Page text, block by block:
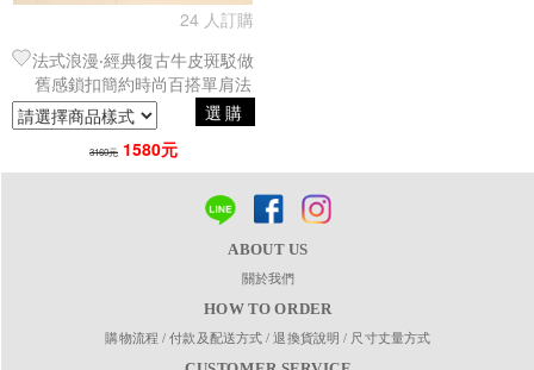
24 人訂購
法式浪漫‧經典復古牛皮斑駁做
舊感鎖扣簡約時尚百搭單肩法
棍包／腋下包（4色可選）
選購
3160元 1580元